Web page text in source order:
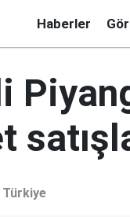
Haberler
Türkiye